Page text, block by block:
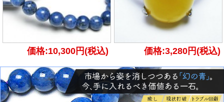
価格:10,300円(税込) 価格:3,280円(税込)